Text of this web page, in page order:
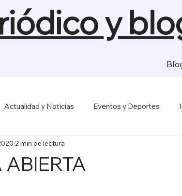
y
Actualidad y Noticias Eventos y Deportes
Salud y Bienestar
2 min de lectura